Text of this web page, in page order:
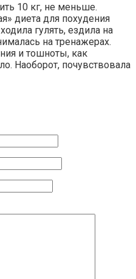
10 кг, не меньше.
диета для похудения
гулять, ездила на
на тренажерах.
и тошноты, как
Наоборот, почувствовала